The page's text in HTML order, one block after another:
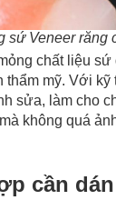
sứ Veneer răng
chất liệu
thẩm mỹ. Với kỹ
sửa, làm cho
không quá
cần